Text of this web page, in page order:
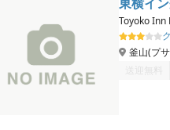
Toyoko Inn
釜山(プ
送迎無料